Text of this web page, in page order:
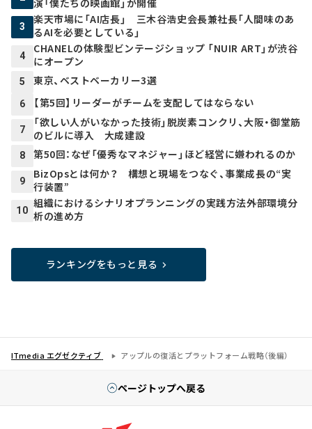
3
楽天市場に「AI店長」 三木谷浩史会長兼社長「人間味のあ
るAIを必要としている」
4
CHANELの体験型ビンテージショップ 「NUIR ART」が渋谷
にオープン
5 東京、ベストベーカリー3選
6 【第5回】リーダーがチームを支配してはならない
7
「欲しい人がいなかった技術」脱炭素コンクリ、大阪・御堂筋
のビルに導入 大成建設
8 第50回：なぜ「優秀なマネジャー」ほど経営に嫌われるのか
9
BizOpsとは何か？ 構想と現場をつなぐ、事業成長の“実
行装置”
10
組織におけるシナリオプランニングの実践方法――外部環境分
析の進め方
ランキングをもっと見る
ITmedia エグゼクティブ アップルの復活とプラットフォーム戦略（後編）
ページトップへ戻る